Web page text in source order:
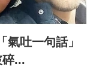
吐一句話」
...